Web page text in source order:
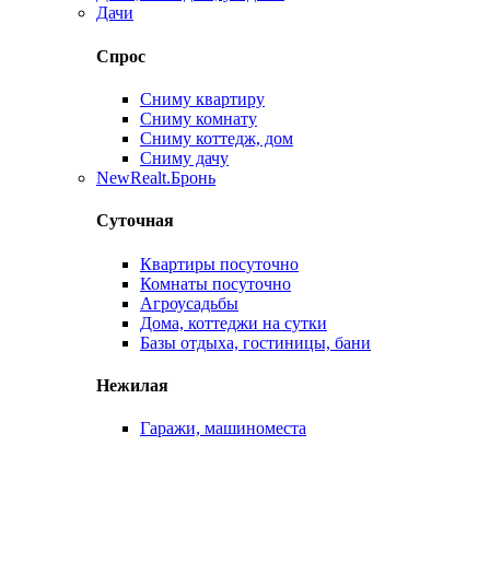
Дачи
Спрос
Сниму квартиру
Сниму комнату
Сниму коттедж, дом
Сниму дачу
NewRealt.Бронь
Суточная
Квартиры посуточно
Комнаты посуточно
Агроусадьбы
Дома, коттеджи на сутки
Базы отдыха, гостиницы, бани
Нежилая
Гаражи, машиноместа